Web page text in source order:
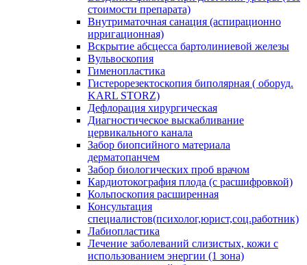
стоимости препарата)
Внутриматочная санация (аспирационно
ирригационная)
Вскрытие абсцесса бартолиниевой железы
Вульвоскопия
Гименопластика
Гистерорезектоскопия биполярная ( оборуд.
KARL STORZ)
Дефлорация хирургическая
Диагностическое выскабливание
цервикального канала
Забор биопсийного материала
дерматопанчем
Забор биологических проб врачом
Кардиотокография плода (с расшифровкой)
Кольпоскопия расширенная
Консультация
специалистов(психолог,юрист,соц.работник)
Лабиопластика
Лечение заболеваний слизистых, кожи с
использованием энергии (1 зона)